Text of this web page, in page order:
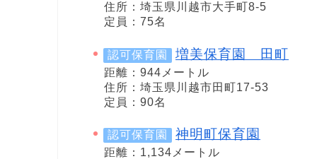
住所：埼玉県川越市大手町8-5
定員：75名
認可保育園 増美保育園 田町
距離：944メートル
住所：埼玉県川越市田町17-53
定員：90名
認可保育園 神明町保育園
距離：1,134メートル